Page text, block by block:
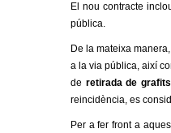
l
e
r
s
El nou contracte
pública.
De la mateixa
a la via pública, així
de retirada de
reincidència, es
Per a fer front a